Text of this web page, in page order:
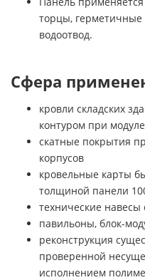
торцы,
водоотвод.
Сфера
кровли складских
контуром при
скатные покрытия
корпусов
кровельные карты
толщиной панели
технические
павильоны, блок-
реконструкция
проверенной
исполнением